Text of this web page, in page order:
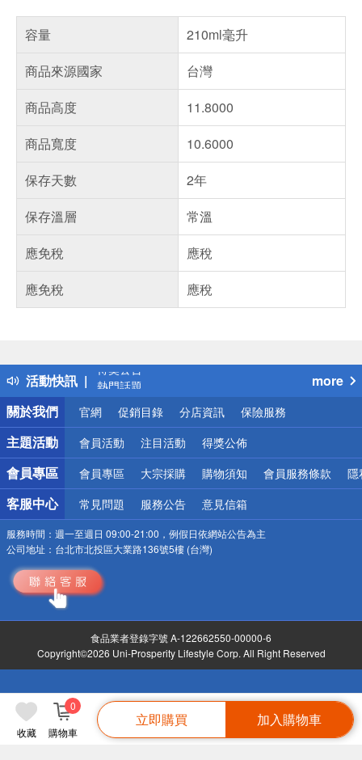
收藏 購物車
0
立即購買 加入購物車
容量
210ml毫升
商品來源國家
台灣
商品高度
11.8000
商品寬度
10.6000
保存天數
2年
保存溫層
常溫
應免稅
應稅
應免稅
應稅
活動快訊
得獎公告
熱門話題
銀行優惠
偏遠地區配送
詐騙網頁！請小心！
more
關於我們
官網 促銷目錄 分店資訊 保險服務
主題活動 會員活動 注目活動 得獎公佈
會員專區 會員專區 大宗採購 購物須知 會員服務條款 隱
客服中心 常見問題 服務公告 意見信箱
服務時間： 週一至週日 09:00-21:00，例假日依網站公告為主
公司地址： 台北市北投區大業路136號5樓 (台灣)
食品業者登錄字號 A-122662550-00000-6
Copyright©2026 Uni-Prosperity Lifestyle Corp. All Right Reserved